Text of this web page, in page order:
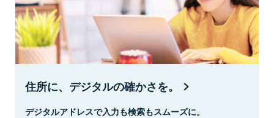
住所に、デジタルの確かさを。
デジタルアドレスで入力も検索もスムーズに。